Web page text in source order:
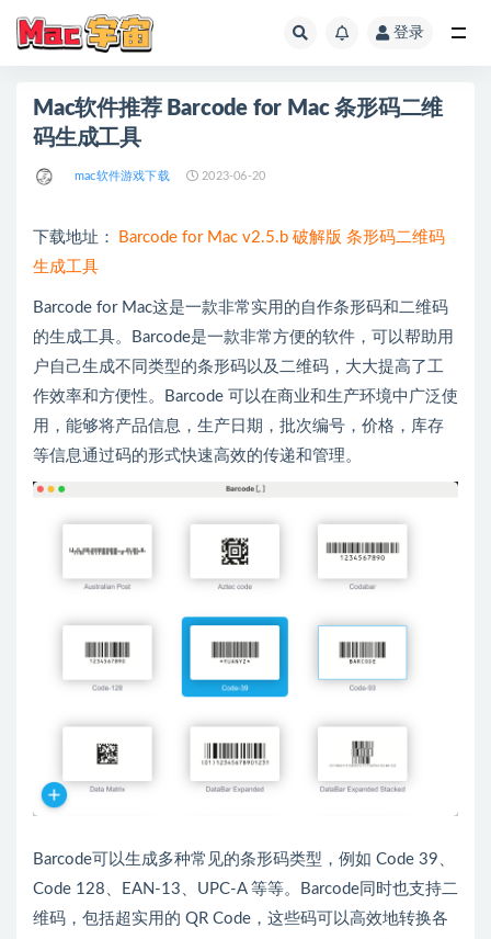
登录
Mac软件推荐 Barcode for Mac 条形码二维
码生成工具
mac软件游戏下载 2023-06-20
下载地址：
Barcode for Mac v2.5.b 破解版 条形码二维码
生成工具
Barcode for Mac这是一款非常实用的自作条形码和二维码
的生成工具。Barcode是一款非常方便的软件，可以帮助用
户自己生成不同类型的条形码以及二维码，大大提高了工
作效率和方便性。Barcode 可以在商业和生产环境中广泛使
用，能够将产品信息，生产日期，批次编号，价格，库存
等信息通过码的形式快速高效的传递和管理。
Barcode可以生成多种常见的条形码类型，例如 Code 39、
Code 128、EAN-13、UPC-A 等等。Barcode同时也支持二
维码，包括超实用的 QR Code，这些码可以高效地转换各